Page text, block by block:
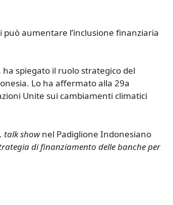
aumentare l’inclusione finanziaria
spiegato il ruolo strategico del
Lo ha affermato alla 29a
Unite sui cambiamenti climatici
talk shownel Padiglione Indonesiano
di finanziamento delle banche per